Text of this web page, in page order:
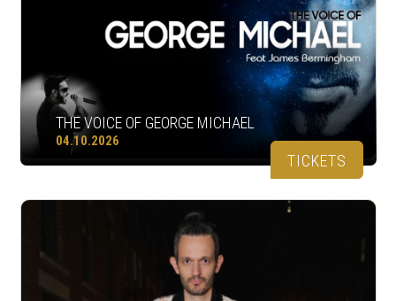
THE VOICE OF GEORGE MICHAEL
04.10.2026
TICKETS